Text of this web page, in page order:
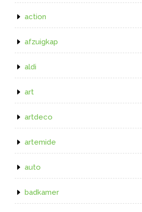
action
afzuigkap
aldi
art
artdeco
artemide
auto
badkamer